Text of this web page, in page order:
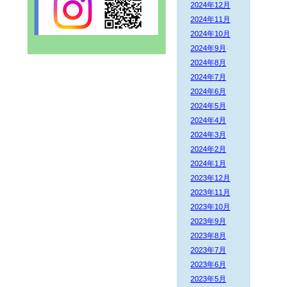
2024年12月
2024年11月
2024年10月
2024年9月
2024年8月
2024年7月
2024年6月
2024年5月
2024年4月
2024年3月
2024年2月
2024年1月
2023年12月
2023年11月
2023年10月
2023年9月
2023年8月
2023年7月
2023年6月
2023年5月